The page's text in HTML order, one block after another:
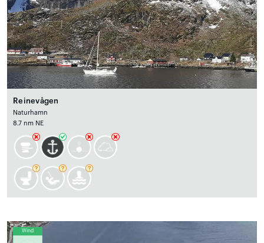
Reinevågen
Naturhamn
8.7 nm NE
Wind